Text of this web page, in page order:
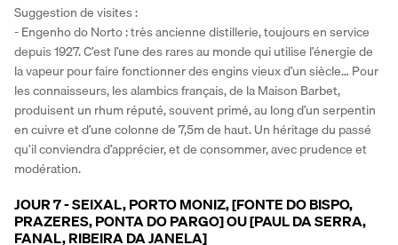
Suggestion de visites :
- Engenho do Norto : très ancienne distillerie, toujours en service
depuis 1927. C’est l’une des rares au monde qui utilise l’énergie de
la vapeur pour faire fonctionner des engins vieux d’un siècle… Pour
les connaisseurs, les alambics français, de la Maison Barbet,
produisent un rhum réputé, souvent primé, au long d’un serpentin
en cuivre et d’une colonne de 7,5m de haut. Un héritage du passé
qu’il conviendra d’apprécier, et de consommer, avec prudence et
modération.
JOUR 7 - SEIXAL, PORTO MONIZ, [FONTE DO BISPO,
PRAZERES, PONTA DO PARGO] OU [PAUL DA SERRA,
FANAL, RIBEIRA DA JANELA]